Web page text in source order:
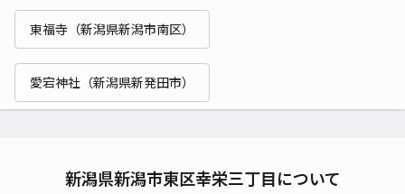
東福寺（新潟県新潟市南区）
愛宕神社（新潟県新発田市）
新潟県新潟市東区幸栄三丁目について